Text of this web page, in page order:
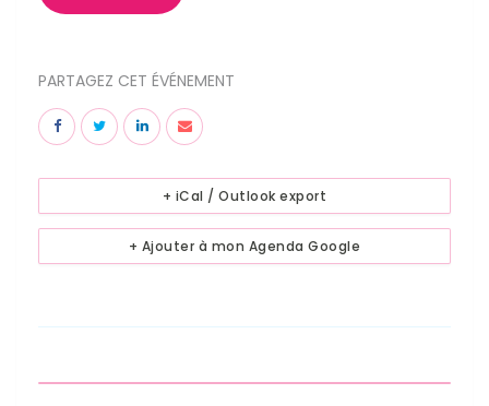
PARTAGEZ CET ÉVÉNEMENT
+ Ajouter à mon Agenda Google
+ iCal / Outlook export